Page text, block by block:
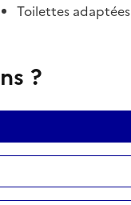
Toilettes adaptées
?